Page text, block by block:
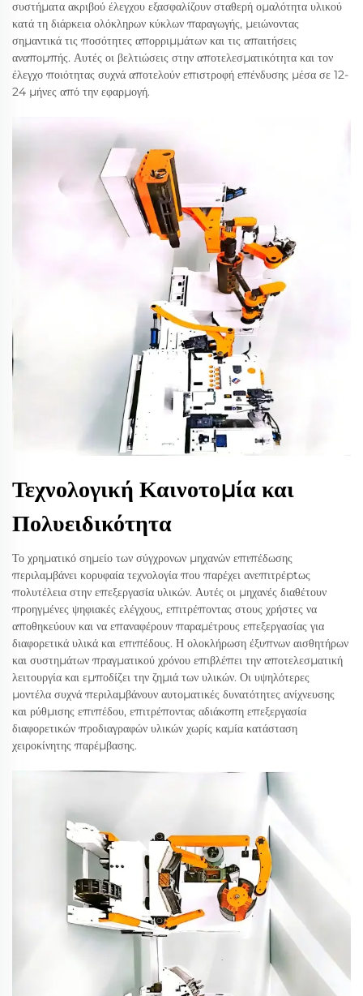
συστήματα ακριβού έλεγχου εξασφαλίζουν σταθερή ομαλότητα υλικού
κατά τη διάρκεια ολόκληρων κύκλων παραγωγής, μειώνοντας
σημαντικά τις ποσότητες απορριμμάτων και τις απαιτήσεις
αναπομπής. Αυτές οι βελτιώσεις στην αποτελεσματικότητα και τον
έλεγχο ποιότητας συχνά αποτελούν επιστροφή επένδυσης μέσα σε 12-
24 μήνες από την εφαρμογή.
Τεχνολογική Καινοτομία και
Πολυειδικότητα
Το χρηματικό σημείο των σύγχρονων μηχανών επιπέδωσης
περιλαμβάνει κορυφαία τεχνολογία που παρέχει ανεπιτρέptως
πολυτέλεια στην επεξεργασία υλικών. Αυτές οι μηχανές διαθέτουν
προηγμένες ψηφιακές ελέγχους, επιτρέποντας στους χρήστες να
αποθηκεύουν και να επαναφέρουν παραμέτρους επεξεργασίας για
διαφορετικά υλικά και επιπέδους. Η ολοκλήρωση έξυπνων αισθητήρων
και συστημάτων πραγματικού χρόνου επιβλέπει την αποτελεσματική
λειτουργία και εμποδίζει την ζημιά των υλικών. Οι υψηλότερες
μοντέλα συχνά περιλαμβάνουν αυτοματικές δυνατότητες ανίχνευσης
και ρύθμισης επιπέδου, επιτρέποντας αδιάκοπη επεξεργασία
διαφορετικών προδιαγραφών υλικών χωρίς καμία κατάσταση
χειροκίνητης παρέμβασης.